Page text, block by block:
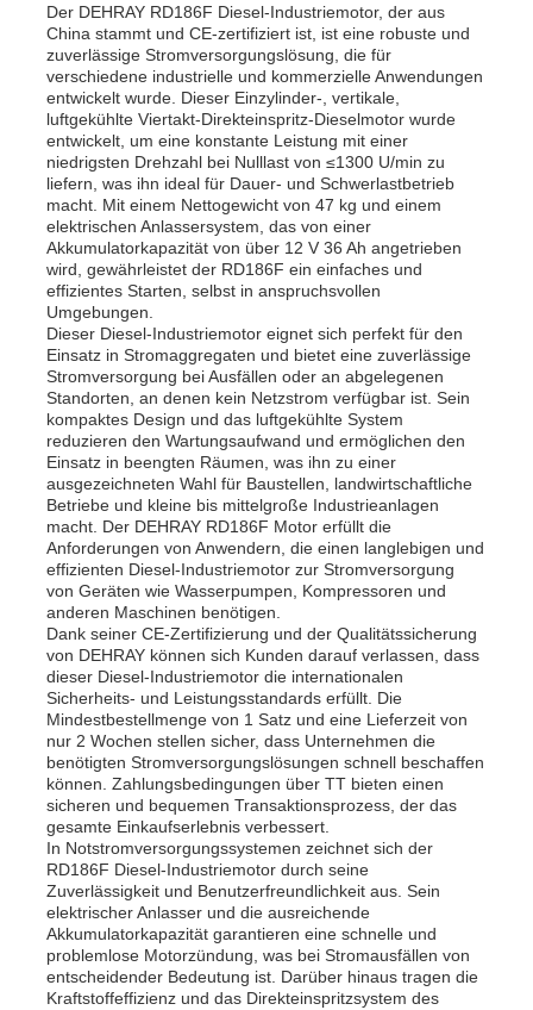
Der DEHRAY RD186F Diesel-Industriemotor, der aus
China stammt und CE-zertifiziert ist, ist eine robuste und
zuverlässige Stromversorgungslösung, die für
verschiedene industrielle und kommerzielle Anwendungen
entwickelt wurde. Dieser Einzylinder-, vertikale,
luftgekühlte Viertakt-Direkteinspritz-Dieselmotor wurde
entwickelt, um eine konstante Leistung mit einer
niedrigsten Drehzahl bei Nulllast von ≤1300 U/min zu
liefern, was ihn ideal für Dauer- und Schwerlastbetrieb
macht. Mit einem Nettogewicht von 47 kg und einem
elektrischen Anlassersystem, das von einer
Akkumulatorkapazität von über 12 V 36 Ah angetrieben
wird, gewährleistet der RD186F ein einfaches und
effizientes Starten, selbst in anspruchsvollen
Umgebungen.
Dieser Diesel-Industriemotor eignet sich perfekt für den
Einsatz in Stromaggregaten und bietet eine zuverlässige
Stromversorgung bei Ausfällen oder an abgelegenen
Standorten, an denen kein Netzstrom verfügbar ist. Sein
kompaktes Design und das luftgekühlte System
reduzieren den Wartungsaufwand und ermöglichen den
Einsatz in beengten Räumen, was ihn zu einer
ausgezeichneten Wahl für Baustellen, landwirtschaftliche
Betriebe und kleine bis mittelgroße Industrieanlagen
macht. Der DEHRAY RD186F Motor erfüllt die
Anforderungen von Anwendern, die einen langlebigen und
effizienten Diesel-Industriemotor zur Stromversorgung
von Geräten wie Wasserpumpen, Kompressoren und
anderen Maschinen benötigen.
Dank seiner CE-Zertifizierung und der Qualitätssicherung
von DEHRAY können sich Kunden darauf verlassen, dass
dieser Diesel-Industriemotor die internationalen
Sicherheits- und Leistungsstandards erfüllt. Die
Mindestbestellmenge von 1 Satz und eine Lieferzeit von
nur 2 Wochen stellen sicher, dass Unternehmen die
benötigten Stromversorgungslösungen schnell beschaffen
können. Zahlungsbedingungen über TT bieten einen
sicheren und bequemen Transaktionsprozess, der das
gesamte Einkaufserlebnis verbessert.
In Notstromversorgungssystemen zeichnet sich der
RD186F Diesel-Industriemotor durch seine
Zuverlässigkeit und Benutzerfreundlichkeit aus. Sein
elektrischer Anlasser und die ausreichende
Akkumulatorkapazität garantieren eine schnelle und
problemlose Motorzündung, was bei Stromausfällen von
entscheidender Bedeutung ist. Darüber hinaus tragen die
Kraftstoffeffizienz und das Direkteinspritzsystem des